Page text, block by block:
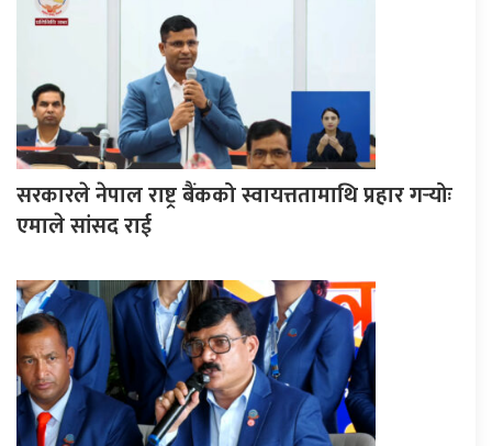
सरकारले नेपाल राष्ट्र बैंकको स्वायत्ततामाथि प्रहार गर्‍योः
एमाले सांसद राई